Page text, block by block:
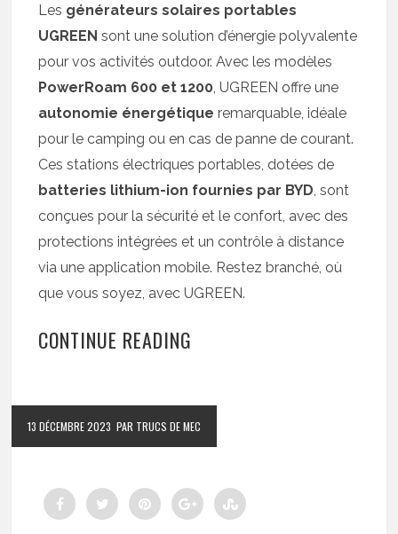
Les générateurs solaires portables
UGREEN sont une solution d’énergie polyvalente
pour vos activités outdoor. Avec les modèles
PowerRoam 600 et 1200 , UGREEN offre une
autonomie énergétique remarquable, idéale
pour le camping ou en cas de panne de courant.
Ces stations électriques portables, dotées de
batteries lithium-ion fournies par BYD , sont
conçues pour la sécurité et le confort, avec des
protections intégrées et un contrôle à distance
via une application mobile. Restez branché, où
que vous soyez, avec UGREEN.
CONTINUE READING
13 DÉCEMBRE 2023 PAR TRUCS DE MEC